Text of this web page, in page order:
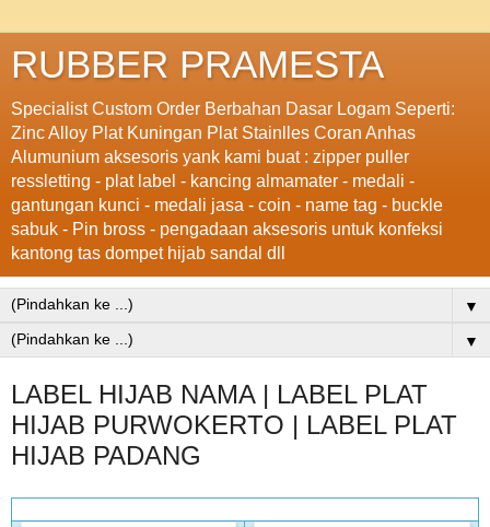
RUBBER PRAMESTA
Specialist Custom Order Berbahan Dasar Logam Seperti:
Zinc Alloy Plat Kuningan Plat Stainlles Coran Anhas
Alumunium aksesoris yank kami buat : zipper puller
ressletting - plat label - kancing almamater - medali -
gantungan kunci - medali jasa - coin - name tag - buckle
sabuk - Pin bross - pengadaan aksesoris untuk konfeksi
kantong tas dompet hijab sandal dll
▼
▼
LABEL HIJAB NAMA | LABEL PLAT
HIJAB PURWOKERTO | LABEL PLAT
HIJAB PADANG